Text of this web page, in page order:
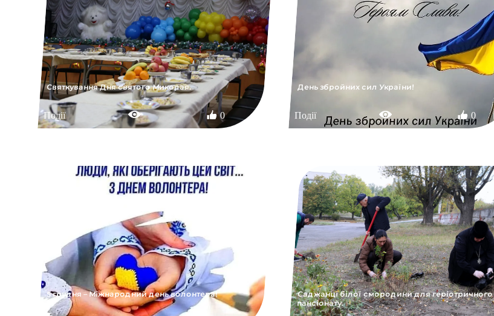
Святкування Дня святого Миколая.
Події 0
День збройних сил України!
Події 0
5 грудня – Міжнародний день волонтера!
Саджанці білої смородини для геріотричного
пансіонату.